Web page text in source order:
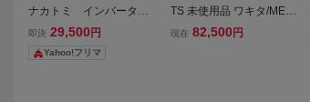
ナカトミ インバーター
発電機 EIVG-900D 非常用
月末までメーカー保証あ
即決 29,500 円
Yahoo!フリマ
TS 未使用品 ワキタ/MEIH
O インバーター発電機 HP
現在 82,500 円